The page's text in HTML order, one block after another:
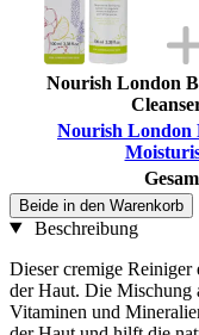
Nourish London
Nourish London
Beide in den Warenkorb
Beschreibung
Dieser cremige
der Haut. Die Mischung
Vitaminen und